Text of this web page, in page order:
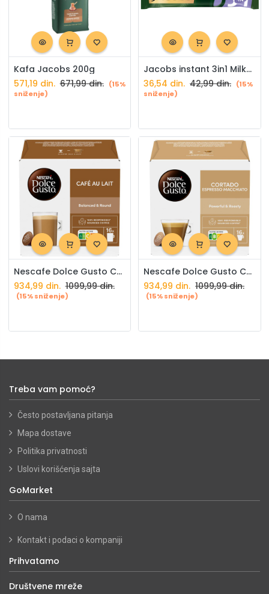
Kafa Jacobs 200g
571,19 din. 671,99din. (15%
sniženje)
Jacobs instant 3in1 Milka 12,4g
36,54 din. 42,99din. (15%
sniženje)
Nescafe Dolce Gusto Café Au Lait 16/1
934,99 din. 1099,99din.
(15% sniženje)
Nescafe Dolce Gusto Cortado Espresso Macchiato 16/1
934,99 din. 1099,99din.
(15% sniženje)
Treba vam pomoć?
Često postavljana pitanja
Mapa dostave
Politika privatnosti
Uslovi korišćenja sajta
GoMarket
O nama
Kontakt i podaci o kompaniji
Prihvatamo
Društvene mreže